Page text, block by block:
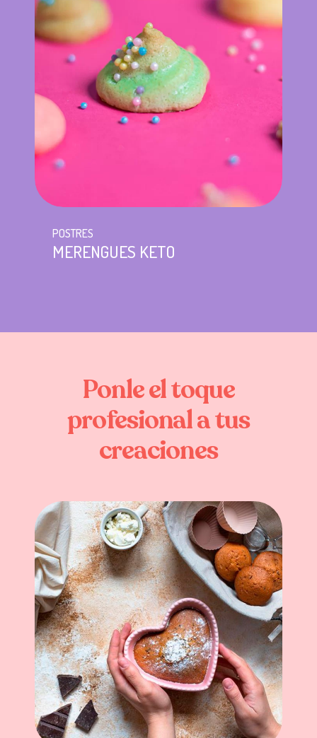
POSTRES
MERENGUES KETO
Ponleeltoque
profesionalatus
creaciones